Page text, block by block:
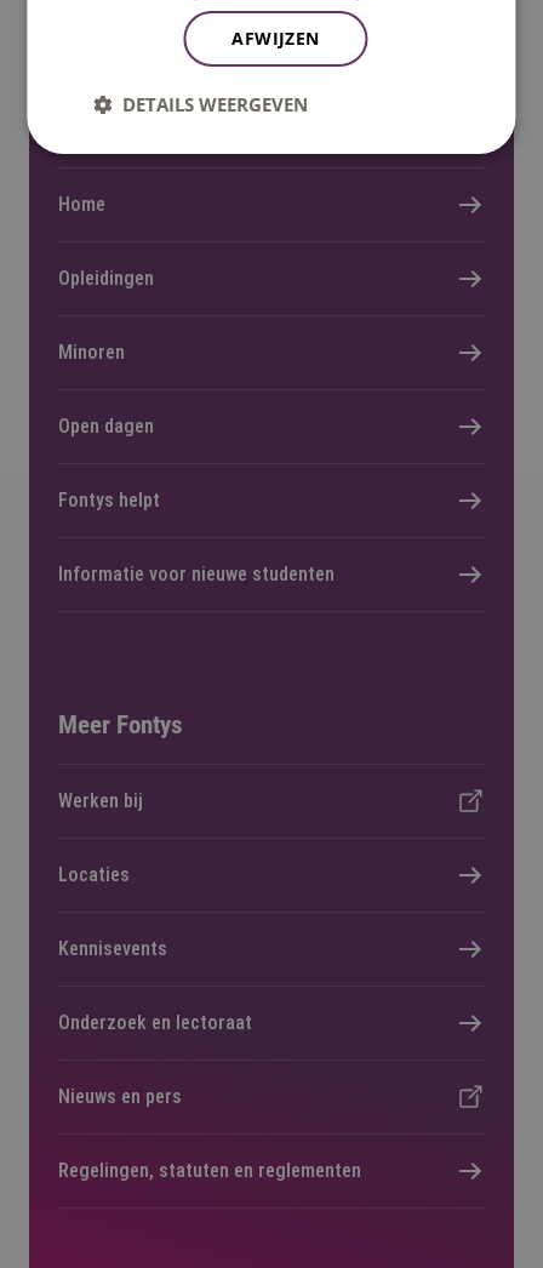
Stel een vraag
Home
Opleidingen
Minoren
Open dagen
Fontys helpt
Informatie voor nieuwe studenten
Meer Fontys
Werken bij
Locaties
Kennisevents
Onderzoek en lectoraat
Nieuws en pers
Regelingen, statuten en reglementen
AFWIJZEN
DETAILS WEERGEVEN